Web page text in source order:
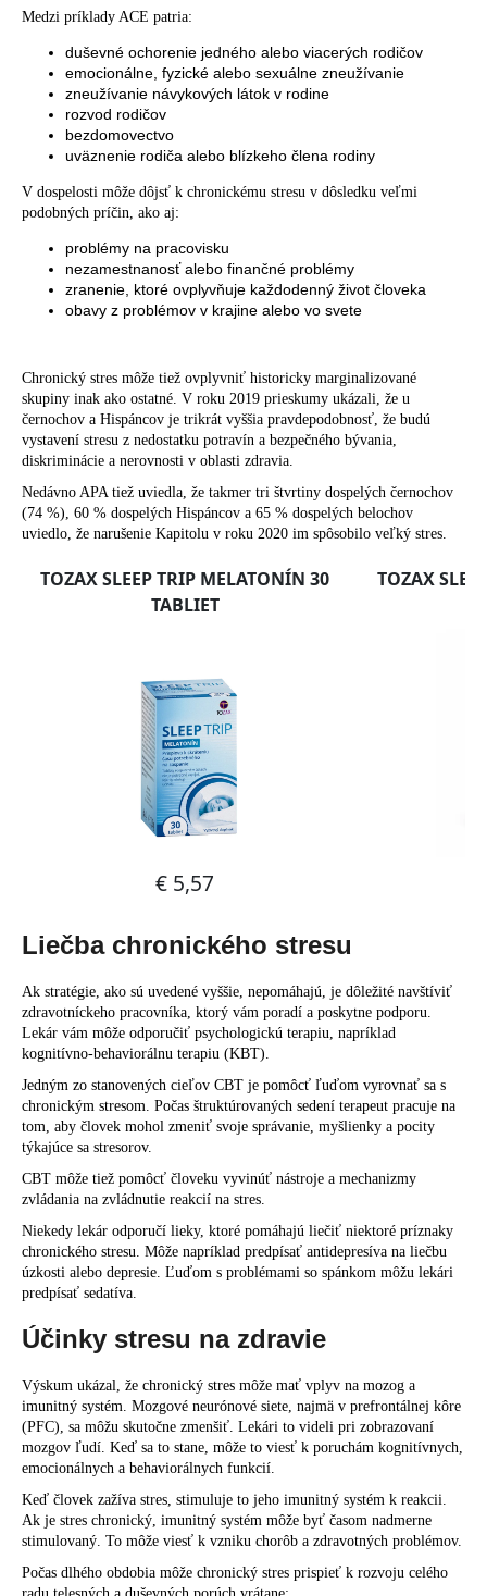
Medzi príklady ACE patria:
duševné ochorenie jedného alebo viacerých rodičov
emocionálne, fyzické alebo sexuálne zneužívanie
zneužívanie návykových látok v rodine
rozvod rodičov
bezdomovectvo
uväznenie rodiča alebo blízkeho člena rodiny
V dospelosti môže dôjsť k chronickému stresu v dôsledku veľmi
podobných príčin, ako aj:
problémy na pracovisku
nezamestnanosť alebo finančné problémy
zranenie, ktoré ovplyvňuje každodenný život človeka
obavy z problémov v krajine alebo vo svete
Chronický stres môže tiež ovplyvniť historicky marginalizované
skupiny inak ako ostatné. V roku 2019 prieskumy ukázali, že u
černochov a Hispáncov je trikrát vyššia pravdepodobnosť, že budú
vystavení stresu z nedostatku potravín a bezpečného bývania,
diskriminácie a nerovnosti v oblasti zdravia.
Nedávno APA tiež uviedla, že takmer tri štvrtiny dospelých černochov
(74 %), 60 % dospelých Hispáncov a 65 % dospelých belochov
uviedlo, že narušenie Kapitolu v roku 2020 im spôsobilo veľký stres.
Liečba chronického stresu
Ak stratégie, ako sú uvedené vyššie, nepomáhajú, je dôležité navštíviť
zdravotníckeho pracovníka, ktorý vám poradí a poskytne podporu.
Lekár vám môže odporučiť psychologickú terapiu, napríklad
kognitívno-behaviorálnu terapiu (KBT).
Jedným zo stanovených cieľov CBT je pomôcť ľuďom vyrovnať sa s
chronickým stresom. Počas štruktúrovaných sedení terapeut pracuje na
tom, aby človek mohol zmeniť svoje správanie, myšlienky a pocity
týkajúce sa stresorov.
CBT môže tiež pomôcť človeku vyvinúť nástroje a mechanizmy
zvládania na zvládnutie reakcií na stres.
Niekedy lekár odporučí lieky, ktoré pomáhajú liečiť niektoré príznaky
chronického stresu. Môže napríklad predpísať antidepresíva na liečbu
úzkosti alebo depresie. Ľuďom s problémami so spánkom môžu lekári
predpísať sedatíva.
Účinky stresu na zdravie
Výskum ukázal, že chronický stres môže mať vplyv na mozog a
imunitný systém. Mozgové neurónové siete, najmä v prefrontálnej kôre
(PFC), sa môžu skutočne zmenšiť. Lekári to videli pri zobrazovaní
mozgov ľudí. Keď sa to stane, môže to viesť k poruchám kognitívnych,
emocionálnych a behaviorálnych funkcií.
Keď človek zažíva stres, stimuluje to jeho imunitný systém k reakcii.
Ak je stres chronický, imunitný systém môže byť časom nadmerne
stimulovaný. To môže viesť k vzniku chorôb a zdravotných problémov.
Počas dlhého obdobia môže chronický stres prispieť k rozvoju celého